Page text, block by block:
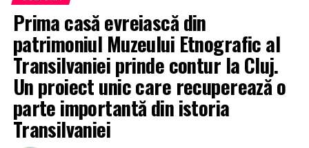
Prima casă evreiască din
patrimoniul Muzeului Etnografic al
Transilvaniei prinde contur la Cluj.
Un proiect unic care recuperează o
parte importantă din istoria
Transilvaniei